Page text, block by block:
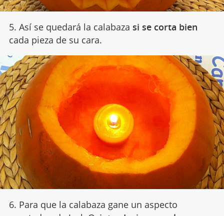
5. Así se quedará la calabaza si se corta bien
cada pieza de su cara.
6. Para que la calabaza gane un aspecto